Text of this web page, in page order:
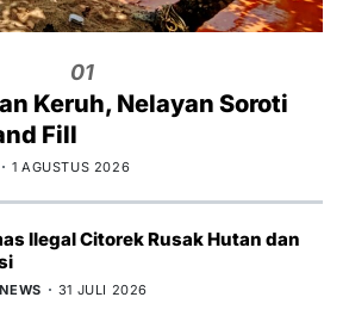
01
Keruh, Nelayan Soroti
Fill
1 AGUSTUS 2026
Ilegal Citorek Rusak Hutan dan
31 JULI 2026